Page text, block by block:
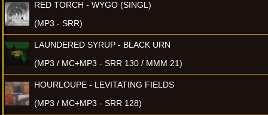
RED TORCH - WYGO (SINGL)
(MP3 - SRR)
LAUNDERED SYRUP - BLACK URN
(MP3 / MC+MP3 - SRR 130 / MMM 21)
HOURLOUPE - LEVITATING FIELDS
(MP3 / MC+MP3 - SRR 128)